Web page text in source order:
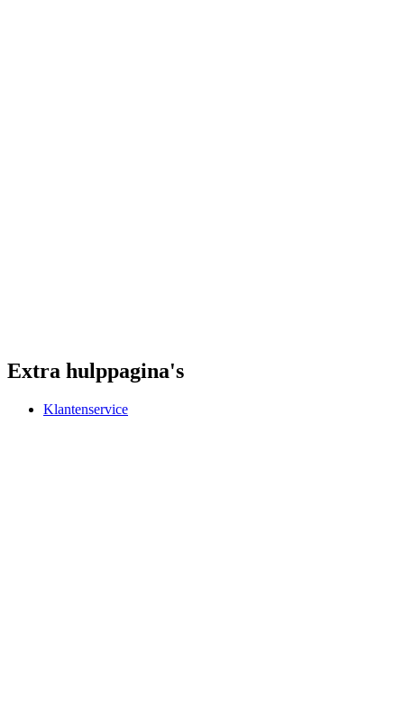
Extra hulppagina's
Klantenservice